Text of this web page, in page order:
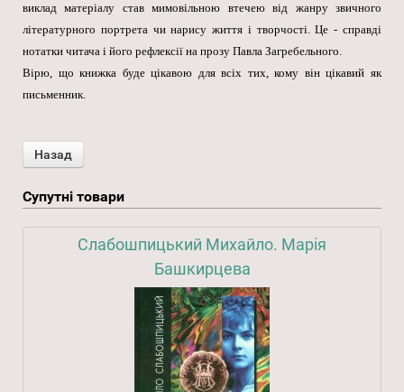
виклад матеріалу став мимовільною втечею від жанру звичного
літературного портрета чи нарису життя і творчості. Це - справді
нотатки читача і його рефлексії на прозу Павла Загребельного.
Вірю, що книжка буде цікавою для всіх тих, кому він цікавий як
письменник.
Супутні товари
Слабошпицький Михайло. Марія
Башкирцева